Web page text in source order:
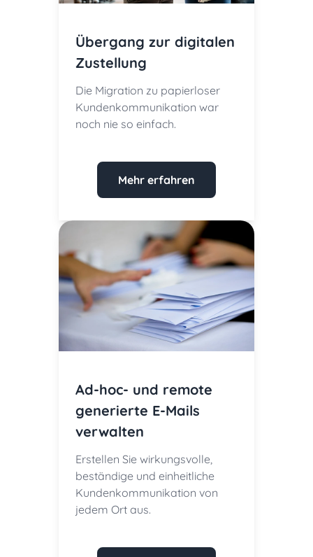
Übergang zur digitalen
Zustellung
Die Migration zu papierloser
Kundenkommunikation war
noch nie so einfach.
Mehr erfahren
Ad-hoc- und remote
generierte E-Mails
verwalten
Erstellen Sie wirkungsvolle,
beständige und einheitliche
Kundenkommunikation von
jedem Ort aus.